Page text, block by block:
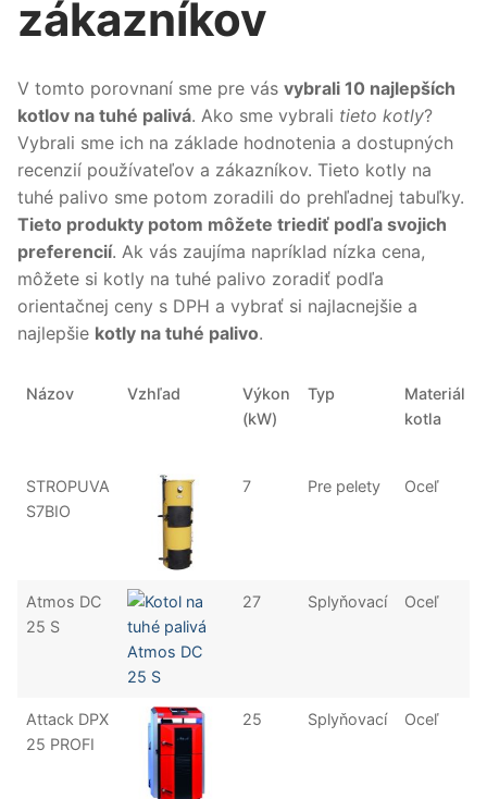
zákazníkov
V tomto porovnaní sme pre vás vybrali 10 najlepších
kotlov na tuhé palivá. Ako sme vybrali tieto kotly?
Vybrali sme ich na základe hodnotenia a dostupných
recenzií používateľov a zákazníkov. Tieto kotly na
tuhé palivo sme potom zoradili do prehľadnej tabuľky.
Tieto produkty potom môžete triediť podľa svojich
preferencií. Ak vás zaujíma napríklad nízka cena,
môžete si kotly na tuhé palivo zoradiť podľa
orientačnej ceny s DPH a vybrať si najlacnejšie a
najlepšie kotly na tuhé palivo.
Názov Vzhľad
Výkon
(kW)
Typ
Materiál
kotla
STROPUVA
S7BIO
7 Pre pelety Oceľ
Atmos DC
25 S
27 Splyňovací Oceľ
Attack DPX
25 PROFI
25 Splyňovací Oceľ